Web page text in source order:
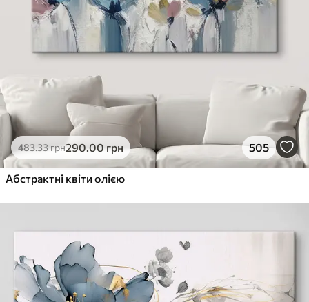
483.33грн290.00грн 505
Абстрактні квіти олією